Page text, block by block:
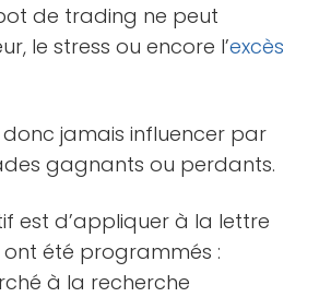
de trading ne peut
le stress ou encore l’excès
donc jamais influencer par
gagnants ou perdants.
est d’appliquer à la lettre
été programmés :
à la recherche